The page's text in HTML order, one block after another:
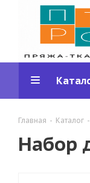
Главная - Каталог -
Набор